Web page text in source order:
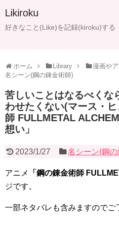
Likiroku
好きなこと(Like)を記録(kiroku)する
ホーム Library 漫画や
名シーン(鋼の錬金術師)
苦しいことはなるべくな
わせたくない(マース・
師 FULLMETAL
想い」
2023/1/27 名シーン(鋼
アニメ 「鋼の錬金術師
ジです。
一部ネタバレも含みますのでご